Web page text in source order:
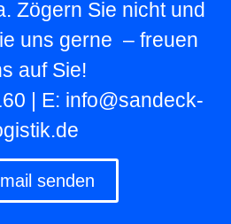
Zögern Sie nicht und
uns gerne – freuen
auf Sie!
| E: info@sandeck-
senden